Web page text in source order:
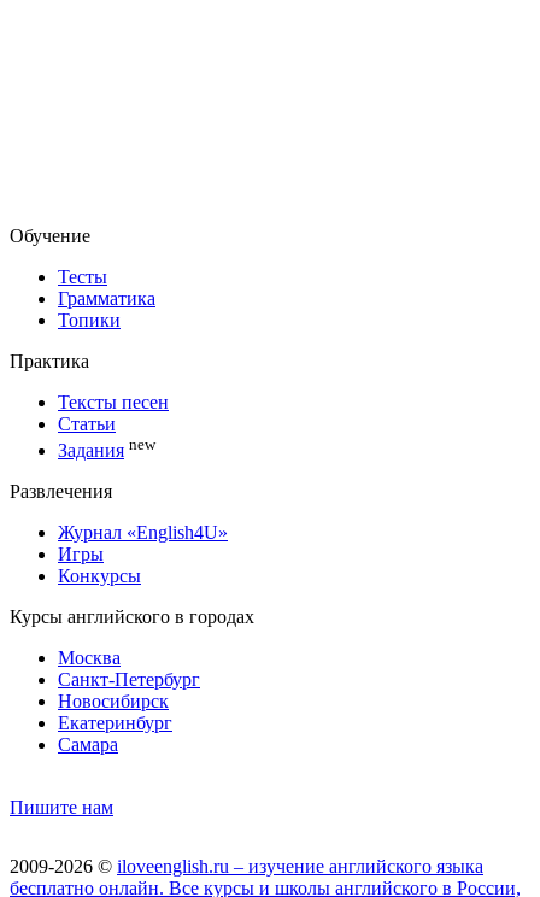
Обучение
Тесты
Грамматика
Топики
Практика
Тексты песен
Статьи
Задания new
Развлечения
Журнал «English4U»
Игры
Конкурсы
Курсы английского в городах
Москва
Санкт-Петербург
Новосибирск
Екатеринбург
Самара
Пишите нам
2009-2026 © iloveenglish.ru – изучение английского языка
бесплатно онлайн. Все курсы и школы английского в России,